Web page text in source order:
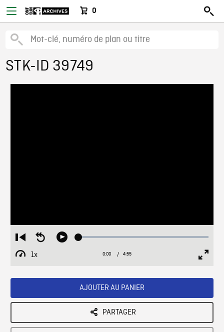
0
STK-ID 39749
Restart
from
beginning
Seek
Play Loaded:
1x
Playback
Current
0:00 / Duration
4:55
AJOUTER AU PANIER
PARTAGER